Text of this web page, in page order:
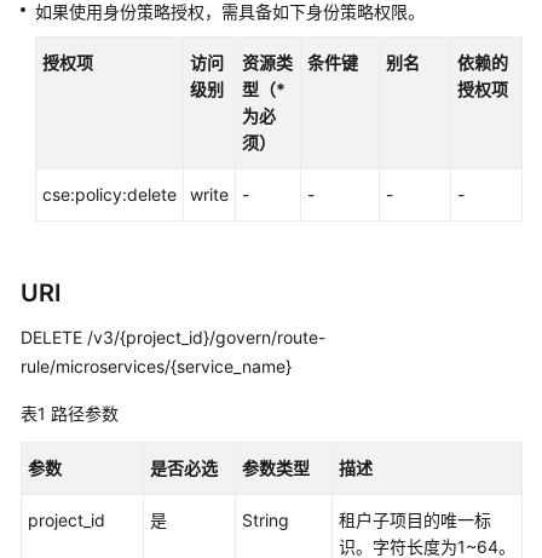
速
门
南
佳
践
发
南
API
如果使用身份策略授权，需具备如下身份策略权限。
授权项
访问
级别
资源类
型（*
为必
须）
条件键 别名
依赖的
授权项
cse:policy:delete write - - - -
URI
DELETE /v3/{project_id}/govern/route-
rule/microservices/{service_name}
表1 路径参数
参数 是否必选 参数类型 描述
project_id 是 String
租户子项目的唯一标
识。字符长度为1~64。